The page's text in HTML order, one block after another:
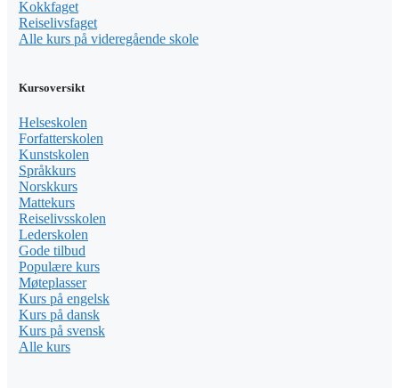
Kokkfaget
Reiselivsfaget
Alle kurs på videregående skole
Kursoversikt
Helseskolen
Forfatterskolen
Kunstskolen
Språkkurs
Norskkurs
Mattekurs
Reiselivsskolen
Lederskolen
Gode tilbud
Populære kurs
Møteplasser
Kurs på engelsk
Kurs på dansk
Kurs på svensk
Alle kurs